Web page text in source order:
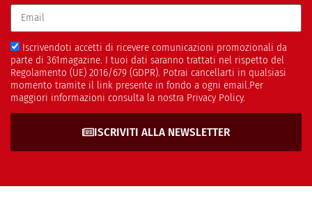
Iscrivendoti accetti di ricevere comunicazioni promozionali da
parte di 361magazine. I tuoi dati saranno trattati nel rispetto del
Regolamento (UE) 2016/679 (GDPR). Potrai cancellarti in qualsiasi
momento tramite il link presente in fondo a ogni email.Per
maggiori informazioni consulta la nostra Privacy Policy.
ISCRIVITI ALLA NEWSLETTER